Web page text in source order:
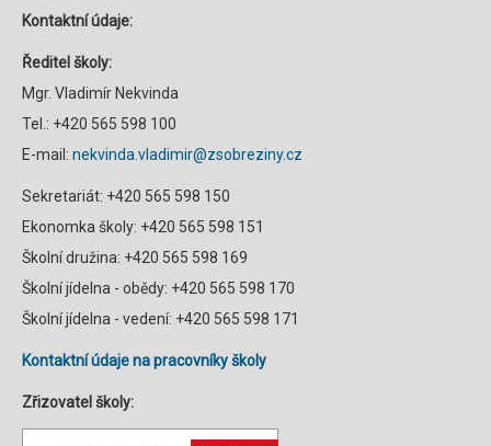
Kontaktní údaje:
Ředitel školy:
Mgr. Vladimír Nekvinda
Tel.: +420 565 598 100
E-mail: nekvinda.vladimir@zsobreziny.cz
Sekretariát: +420 565 598 150
Ekonomka školy: +420 565 598 151
Školní družina: +420 565 598 169
Školní jídelna - obědy: +420 565 598 170
Školní jídelna - vedení: +420 565 598 171
Kontaktní údaje na pracovníky školy
Zřizovatel školy: